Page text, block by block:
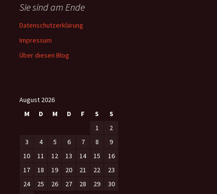
Sie sind am Ende
Datenschutzerklärung
Impressum
Über diesen Blog
August 2026
M
D M D F S
S
1
2
3
4 5 6 7 8
9
10
11 12 13 14 15
16
17
18 19 20 21 22
23
24
25 26 27 28 29
30